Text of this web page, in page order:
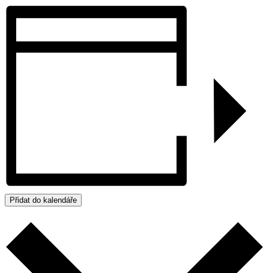
Přidat do kalendáře